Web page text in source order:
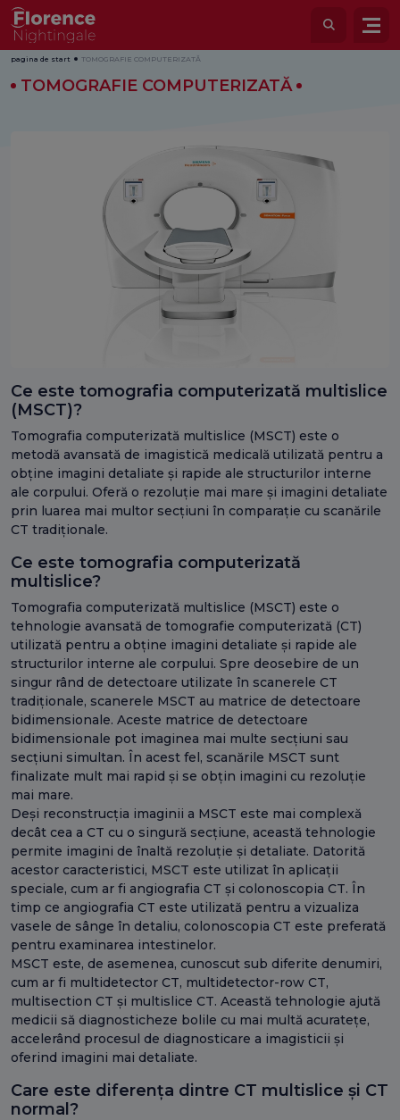
pagina de start TOMOGRAFIE COMPUTERIZATĂ
TOMOGRAFIE COMPUTERIZATĂ
Ce este tomografia computerizată multislice
(MSCT)?
Tomografia computerizată multislice (MSCT) este o
metodă avansată de imagistică medicală utilizată pentru a
obține imagini detaliate și rapide ale structurilor interne
ale corpului. Oferă o rezoluție mai mare și imagini detaliate
prin luarea mai multor secțiuni în comparație cu scanările
CT tradiționale.
Ce este tomografia computerizată
multislice?
Tomografia computerizată multislice (MSCT) este o
tehnologie avansată de tomografie computerizată (CT)
utilizată pentru a obține imagini detaliate și rapide ale
structurilor interne ale corpului. Spre deosebire de un
singur rând de detectoare utilizate în scanerele CT
tradiționale, scanerele MSCT au matrice de detectoare
bidimensionale. Aceste matrice de detectoare
bidimensionale pot imaginea mai multe secțiuni sau
secțiuni simultan. În acest fel, scanările MSCT sunt
finalizate mult mai rapid și se obțin imagini cu rezoluție
mai mare.
Deși reconstrucția imaginii a MSCT este mai complexă
decât cea a CT cu o singură secțiune, această tehnologie
permite imagini de înaltă rezoluție și detaliate. Datorită
acestor caracteristici, MSCT este utilizat în aplicații
speciale, cum ar fi angiografia CT și colonoscopia CT. În
timp ce angiografia CT este utilizată pentru a vizualiza
vasele de sânge în detaliu, colonoscopia CT este preferată
pentru examinarea intestinelor.
MSCT este, de asemenea, cunoscut sub diferite denumiri,
cum ar fi multidetector CT, multidetector-row CT,
multisection CT și multislice CT. Această tehnologie ajută
medicii să diagnosticheze bolile cu mai multă acuratețe,
accelerând procesul de diagnosticare a imagisticii și
oferind imagini mai detaliate.
Care este diferența dintre CT multislice și CT
normal?